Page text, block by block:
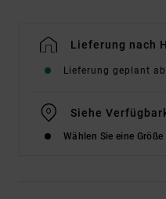
Lieferung nach
Lieferung geplant ab
Siehe
Wählen Sie eine Größe